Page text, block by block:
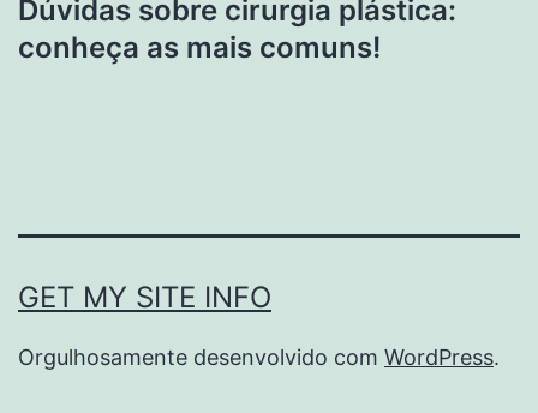
Dúvidas sobre cirurgia plástica:
conheça as mais comuns!
GET MY SITE INFO
Orgulhosamente desenvolvido com WordPress.